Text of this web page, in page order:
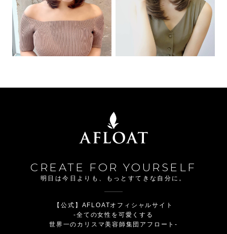
CREATE FOR YOURSELF
明日は今日よりも、もっとすてきな自分に。
【公式】AFLOATオフィシャルサイト
-全ての女性を可愛くする
世界一のカリスマ美容師集団アフロート-